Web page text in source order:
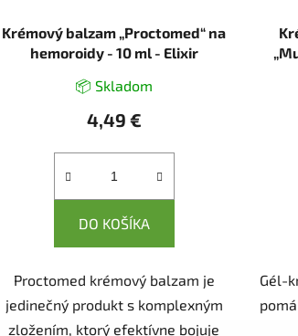
Krémový balzam „Proctomed“ na
hemoroidy - 10 ml - Elixir
📦 Skladom
4,49 €
DO KOŠÍKA
Proctomed krémový balzam je
jedinečný produkt s komplexným
zložením, ktorý efektívne bojuje
Gél-